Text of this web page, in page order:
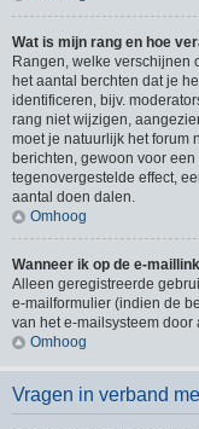
Wat is mijn rang en hoe
Rangen, welke verschijnen
het aantal berchten dat je
identificeren, bijv.
rang niet wijzigen,
moet je natuurlijk het forum
berichten, gewoon voor
tegenovergestelde effect,
aantal doen dalen.
Omhoog
Wanneer ik op de e-
Alleen geregistreerde
e-mailformulier (indien de
van het e-mailsysteem
Omhoog
Vragen in verband